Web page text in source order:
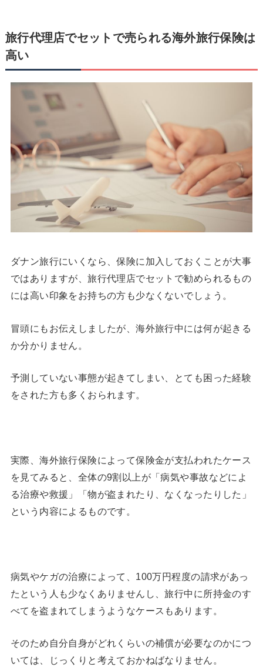
旅行代理店でセットで売られる海外旅行保険は
高い
ダナン旅行にいくなら、保険に加入しておくことが大事
ではありますが、旅行代理店でセットで勧められるもの
には高い印象をお持ちの方も少なくないでしょう。
冒頭にもお伝えしましたが、海外旅行中には何が起きる
か分かりません。
予測していない事態が起きてしまい、とても困った経験
をされた方も多くおられます。
実際、海外旅行保険によって保険金が支払われたケース
を見てみると、全体の9割以上が「病気や事故などによ
る治療や救援」「物が盗まれたり、なくなったりした」
という内容によるものです。
病気やケガの治療によって、100万円程度の請求があっ
たという人も少なくありませんし、旅行中に所持金のす
べてを盗まれてしまうようなケースもあります。
そのため自分自身がどれくらいの補償が必要なのかにつ
いては、じっくりと考えておかねばなりません。